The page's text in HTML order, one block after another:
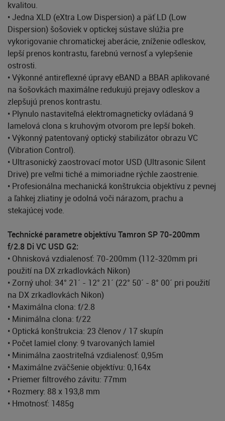
kvalitou.
• Jedna XLD (eXtra Low Dispersion) a päť LD (Low
Dispersion) šošoviek v optickej sústave slúžia pre
vykorigovanie chromatickej aberácie, zníženie odleskov,
lepší prenos kontrastu, farebnú vernosť a vylepšenie
ostrosti.
• Výkonné antireflexné úpravy eBAND a BBAR aplikované
na šošovkách maximálne redukujú prejavy odleskov a
zlepšujú prenos kontrastu.
• Plynulo nastaviteľná elektromagneticky ovládaná 9
lamelová clona s kruhovým otvorom pre lepší bokeh.
• Výkonný patentovaný optický stabilizátor obrazu VC
(Vibration Control).
• Ultrasonický zaostrovací motor USD (Ultrasonic Silent
Drive) pre veľmi tiché a mimoriadne rýchle zaostrenie.
• Profesionálna mechanická konštrukcia objektívu z pevnej
a ľahkej zliatiny je odolná voči nárazom, prachu a
stekajúcej vode.
Technické parametre objektívu Tamron SP 70-200mm
f/2.8 Di VC USD G2:
• Ohnisková vzdialenosť: 70-200mm (112-320mm pri
použití na DX zrkadlovkách Nikon)
• Zorný uhol: 34° 21´ - 12° 21´ (22° 50´ - 8° 00´ pri použití
na DX zrkadlovkách Nikon)
• Maximálna clona: f/2.8
• Minimálna clona: f/22
• Optická konštrukcia: 23 členov / 17 skupín
• Počet lamiel clony: 9 tvarovaných lamiel
• Minimálna zaostriteľná vzdialenosť: 0,95m
• Maximálne zväčšenie objektívu: 0,164x
• Priemer filtrového závitu: 77mm
• Rozmery: 88 x 193,8 mm
• Hmotnosť: 1485g